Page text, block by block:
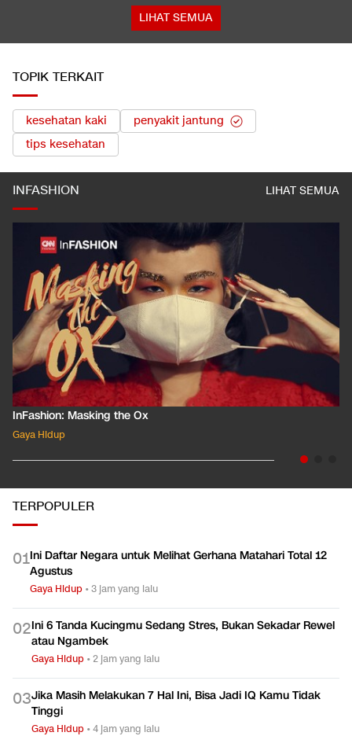
LIHAT SEMUA
TOPIK TERKAIT
kesehatan kaki
penyakit jantung
tips kesehatan
INFASHION LIHAT SEMUA
InFashion: Masking the Ox
Gaya Hidup
TERPOPULER
01Ini Daftar Negara untuk Melihat Gerhana Matahari Total 12
Agustus
Gaya Hidup •3 jam yang lalu
02Ini 6 Tanda Kucingmu Sedang Stres, Bukan Sekadar Rewel
atau Ngambek
Gaya Hidup •2 jam yang lalu
03Jika Masih Melakukan 7 Hal Ini, Bisa Jadi IQ Kamu Tidak
Tinggi
Gaya Hidup •4 jam yang lalu